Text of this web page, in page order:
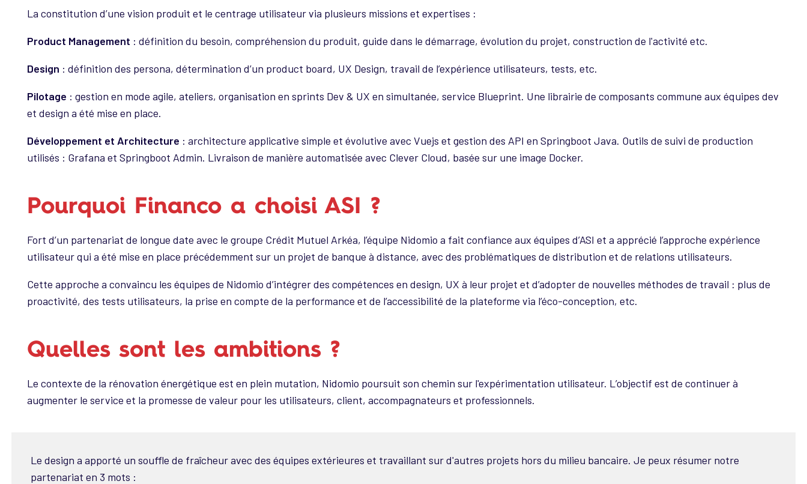
La constitution d’une vision produit et le centrage utilisateur via plusieurs missions et expertises :
Product Management : définition du besoin, compréhension du produit, guide dans le démarrage, évolution du projet, construction de l'activité etc.
Design : définition des persona, détermination d’un product board, UX Design, travail de l’expérience utilisateurs, tests, etc.
Pilotage : gestion en mode agile, ateliers, organisation en sprints Dev & UX en simultanée, service Blueprint. Une librairie de composants commune aux équipes dev
et design a été mise en place.
Développement et Architecture : architecture applicative simple et évolutive avec Vuejs et gestion des API en Springboot Java. Outils de suivi de production
utilisés : Grafana et Springboot Admin. Livraison de manière automatisée avec Clever Cloud, basée sur une image Docker.
Pourquoi Financo a choisi ASI ?
Fort d’un partenariat de longue date avec le groupe Crédit Mutuel Arkéa, l’équipe Nidomio a fait confiance aux équipes d’ASI et a apprécié l’approche expérience
utilisateur qui a été mise en place précédemment sur un projet de banque à distance, avec des problématiques de distribution et de relations utilisateurs.
Cette approche a convaincu les équipes de Nidomio d’intégrer des compétences en design, UX à leur projet et d’adopter de nouvelles méthodes de travail : plus de
proactivité, des tests utilisateurs, la prise en compte de la performance et de l’accessibilité de la plateforme via l’éco-conception, etc.
Quelles sont les ambitions ?
Le contexte de la rénovation énergétique est en plein mutation, Nidomio poursuit son chemin sur l'expérimentation utilisateur. L’objectif est de continuer à
augmenter le service et la promesse de valeur pour les utilisateurs, client, accompagnateurs et professionnels.
Le design a apporté un souffle de fraîcheur avec des équipes extérieures et travaillant sur d'autres projets hors du milieu bancaire. Je peux résumer notre
partenariat en 3 mots :